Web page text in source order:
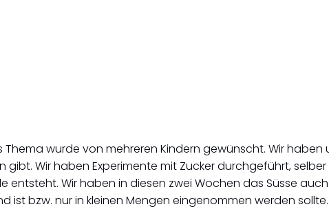
wurde von mehreren Kindern gewünscht. Wir
Wir haben Experimente mit Zucker durchgeführt,
Wir haben in diesen zwei Wochen das Süsse
bzw. nur in kleinen Mengen eingenommen werden sollte.